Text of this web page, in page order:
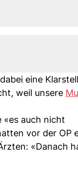
eine
weil unsere
«es auch nicht
vor der OP
«Danach